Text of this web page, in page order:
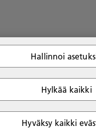
Tekijänoikeudet Ricoh
Hallinnoi
Hylkää kaikki
Hyväksy kaikki